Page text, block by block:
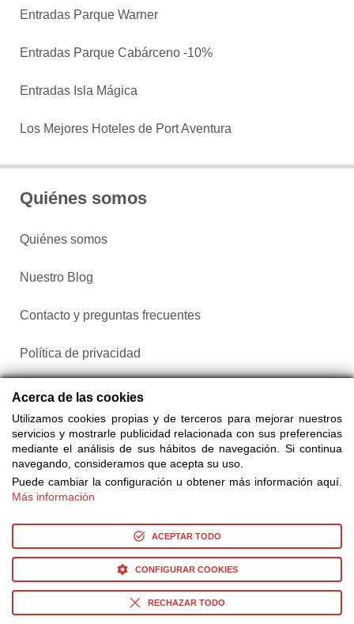
Entradas Parque Warner
Entradas Parque Cabárceno -10%
Entradas Isla Mágica
Los Mejores Hoteles de Port Aventura
Quiénes somos
Quiénes somos
Nuestro Blog
Contacto y preguntas frecuentes
Política de privacidad
Configurar cookies
de 25 proveedores
© Copyright 2014-2026 Ociocultura Network SL. - All Rights
Reserved
Acerca de las cookies
Utilizamos cookies propias y de terceros para mejorar nuestros
servicios y mostrarle publicidad relacionada con sus preferencias
mediante el análisis de sus hábitos de navegación. Si continua
navegando, consideramos que acepta su uso.
Puede cambiar la configuración u obtener más información aquí.
Más información
ACEPTAR TODO
CONFIGURAR COOKIES
RECHAZAR TODO